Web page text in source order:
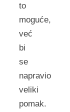
to
moguće,
već
bi
se
napravio
veliki
pomak.